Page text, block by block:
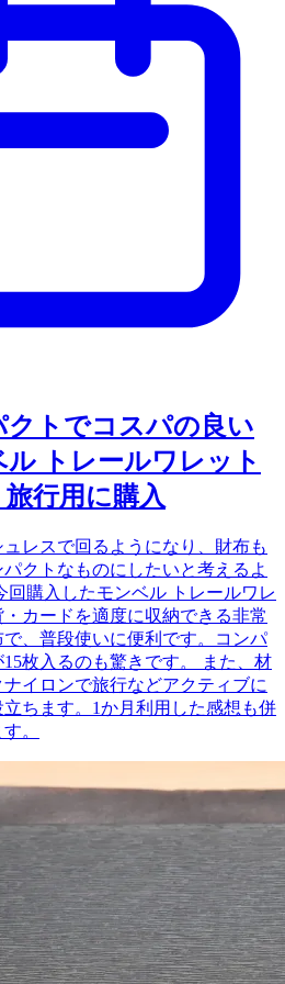
クトでコスパの良い
トレールワレット
行用に購入
レスで回るようになり、財布も
クトなものにしたいと考えるよ
回購入したモンベル トレールワレ
カードを適度に収納できる非常
、普段使いに便利です。コンパ
枚入るのも驚きです。 また、材
イロンで旅行などアクティブに
ちます。1か月利用した感想も併
。